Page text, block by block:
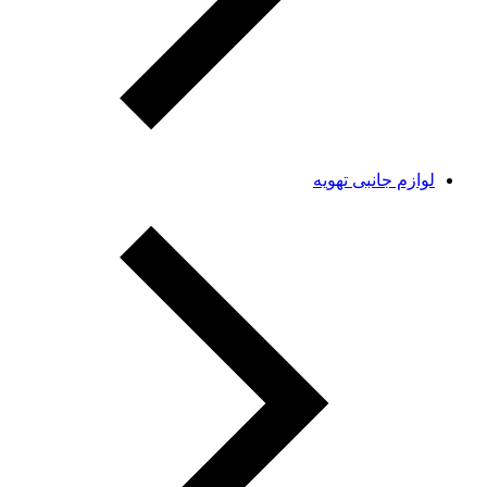
لوازم جانبی تهویه